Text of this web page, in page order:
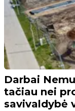
Darbai
tačiau nei
savivaldybė